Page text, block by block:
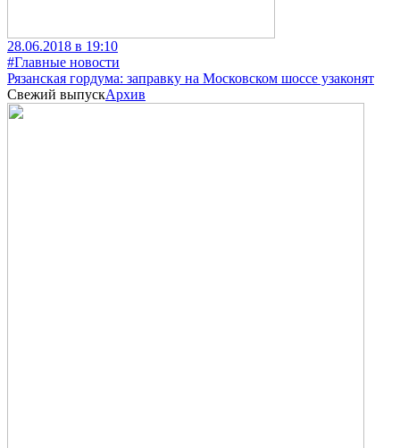
28.06.2018 в 19:10
#Главные новости
Рязанская гордума: заправку на Московском шоссе узаконят
Свежий выпускАрхив